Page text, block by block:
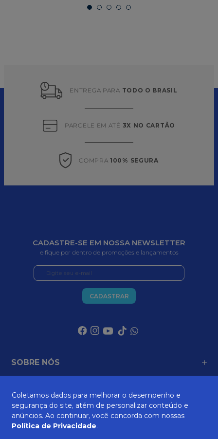
ENTREGA PARA TODO O BRASIL
PARCELE EM ATÉ 3X NO CARTÃO
COMPRA 100% SEGURA
CADASTRE-SE EM NOSSA NEWSLETTER
e fique por dentro de promoções e lançamentos
CADASTRAR
SOBRE NÓS
ATENDIMENTO
Coletamos dados para melhorar o desempenho e
segurança do site, atém de personalizar conteúdo e
anúncios. Ao continuar, você concorda com nossas
Política de Privacidade.